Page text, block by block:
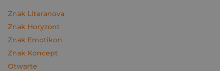
Znak Literanova
Znak Horyzont
Znak Emotikon
Znak Koncept
Otwarte